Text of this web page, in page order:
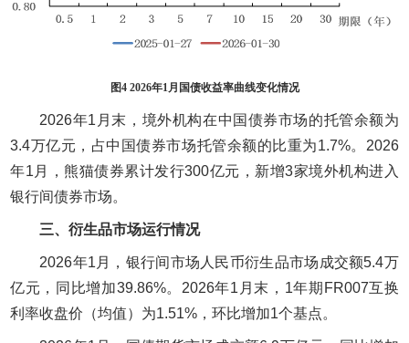
图4 2026年1月国债收益率曲线变化情况
2026年1月末，境外机构在中国债券市场的托管余额为
3.4万亿元，占中国债券市场托管余额的比重为1.7%。2026
年1月，熊猫债券累计发行300亿元，新增3家境外机构进入
银行间债券市场。
三、衍生品市场运行情况
2026年1月，银行间市场人民币衍生品市场成交额5.4万
亿元，同比增加39.86%。2026年1月末，1年期FR007互换
利率收盘价（均值）为1.51%，环比增加1个基点。